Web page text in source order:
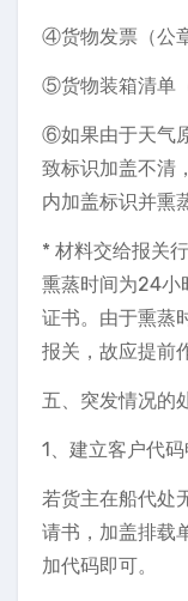
④货物发票（公章
⑤货物装箱清单
⑥如果由于天气
致标识加盖不清
内加盖标识并熏
* 材料交给报关
熏蒸时间为24小
证书。由于熏蒸
报关，故应提前
五、突发情况的
1、建立客户代
若货主在船代处
请书，加盖排载
加代码即可。